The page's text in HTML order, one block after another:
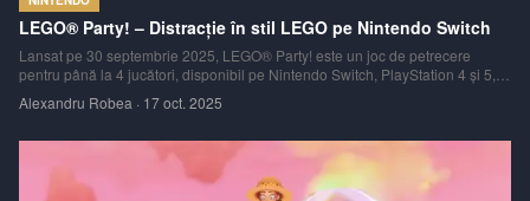
LEGO® Party! – Distracție în stil LEGO pe Nintendo Switch
Lansat pe 30 septembrie 2025, LEGO® Party! este un joc de petrecere
pentru până la 4 jucători, disponibil pe Nintendo Switch, PlayStation 4 și 5,
Alexandru Robea · 17 oct. 2025